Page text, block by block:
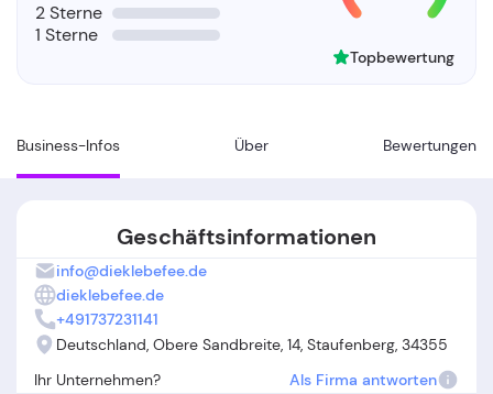
Business-Infos Über Bewertungen
2 Sterne
1 Sterne
Topbewertung
Geschäftsinformationen
info@dieklebefee.de
dieklebefee.de
+491737231141
Deutschland, Obere Sandbreite, 14, Staufenberg, 34355
Ihr Unternehmen?
Als Firma antworten